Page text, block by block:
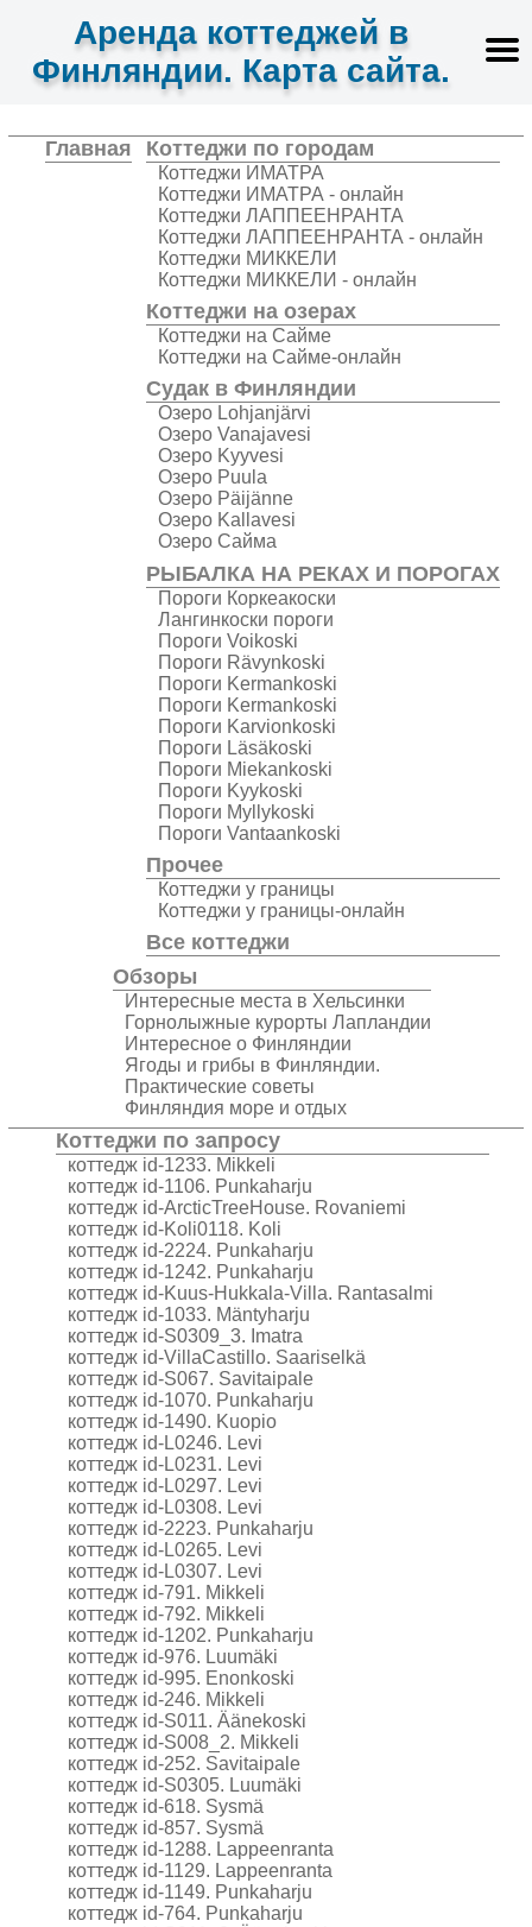
Аренда коттеджей в
Финляндии. Карта сайта.
Главная Коттеджи по городам
Коттеджи ИМАТРА
Коттеджи ИМАТРА - онлайн
Коттеджи ЛАППЕЕНРАНТА
Коттеджи ЛАППЕЕНРАНТА - онлайн
Коттеджи МИККЕЛИ
Коттеджи МИККЕЛИ - онлайн
Коттеджи на озерах
Коттеджи на Сайме
Коттеджи на Сайме-онлайн
Судак в Финляндии
Озеро Lohjanjärvi
Озеро Vanajavesi
Озеро Kyyvesi
Озеро Puula
Озеро Päijänne
Озеро Kallavesi
Озеро Сайма
РЫБАЛКА НА РЕКАХ И ПОРОГАХ
Пороги Коркеакоски
Лангинкоски пороги
Пороги Voikoski
Пороги Rävynkoski
Пороги Kermankoski
Пороги Kermankoski
Пороги Karvionkoski
Пороги Läsäkoski
Пороги Miekankoski
Пороги Kyykoski
Пороги Myllykoski
Пороги Vantaankoski
Прочее
Коттеджи у границы
Коттеджи у границы-онлайн
Все коттеджи
Обзоры
Интересные места в Хельсинки
Горнолыжные курорты Лапландии
Интересное о Финляндии
Ягоды и грибы в Финляндии.
Практические советы
Финляндия море и отдых
Коттеджи по запросу
коттедж id-1233. Mikkeli
коттедж id-1106. Punkaharju
коттедж id-ArcticTreeHouse. Rovaniemi
коттедж id-Koli0118. Koli
коттедж id-2224. Punkaharju
коттедж id-1242. Punkaharju
коттедж id-Kuus-Hukkala-Villa. Rantasalmi
коттедж id-1033. Mäntyharju
коттедж id-S0309_3. Imatra
коттедж id-VillaCastillo. Saariselkä
коттедж id-S067. Savitaipale
коттедж id-1070. Punkaharju
коттедж id-1490. Kuopio
коттедж id-L0246. Levi
коттедж id-L0231. Levi
коттедж id-L0297. Levi
коттедж id-L0308. Levi
коттедж id-2223. Punkaharju
коттедж id-L0265. Levi
коттедж id-L0307. Levi
коттедж id-791. Mikkeli
коттедж id-792. Mikkeli
коттедж id-1202. Punkaharju
коттедж id-976. Luumäki
коттедж id-995. Enonkoski
коттедж id-246. Mikkeli
коттедж id-S011. Äänekoski
коттедж id-S008_2. Mikkeli
коттедж id-252. Savitaipale
коттедж id-S0305. Luumäki
коттедж id-618. Sysmä
коттедж id-857. Sysmä
коттедж id-1288. Lappeenranta
коттедж id-1129. Lappeenranta
коттедж id-1149. Punkaharju
коттедж id-764. Punkaharju